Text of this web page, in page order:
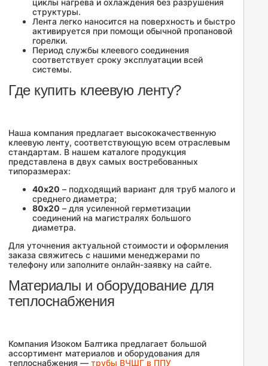
циклы нагрева и охлаждения без разрушения
структуры.
Лента легко наносится на поверхность и быстро
активируется при помощи обычной пропановой
горелки.
Период службы клеевого соединения
соответствует сроку эксплуатации всей
системы.
Где купить клеевую ленту?
Наша компания предлагает высококачественную
клеевую ленту, соответствующую всем отраслевым
стандартам. В нашем каталоге продукция
представлена в двух самых востребованных
типоразмерах:
40х20 – подходящий вариант для труб малого и
среднего диаметра;
80х20 – для усиленной герметизации
соединений на магистралях большого
диаметра.
Для уточнения актуальной стоимости и оформления
заказа свяжитесь с нашими менеджерами по
телефону или заполните онлайн-заявку на сайте.
Материалы и оборудование для
теплоснабжения
Компания Изоком Балтика предлагает большой
ассортимент материалов и оборудования для
теплоснабжения — трубы ВЧШГ в ППУ